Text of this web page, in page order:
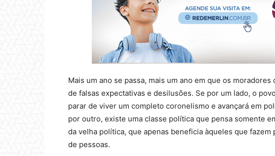
Mais um ano se passa, mais um ano em que os
de falsas expectativas e desilusões. Se por um lado, o
parar de viver um completo coronelismo e avançará em
por outro, existe uma classe política que pensa somente
da velha política, que apenas beneficia àqueles que
de pessoas.